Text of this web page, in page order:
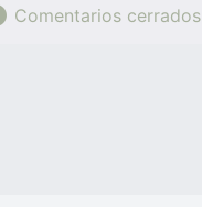
Comentarios cerrados